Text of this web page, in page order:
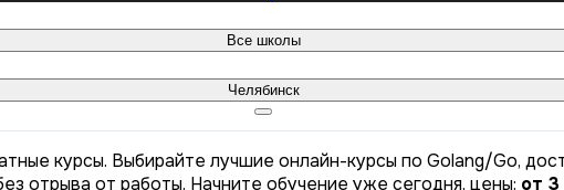
Все школы
Челябинск
курсы. Выбирайте лучшие онлайн-курсы по Golang/Go,
отрыва от работы. Начните обучение уже сегодня, цены: от